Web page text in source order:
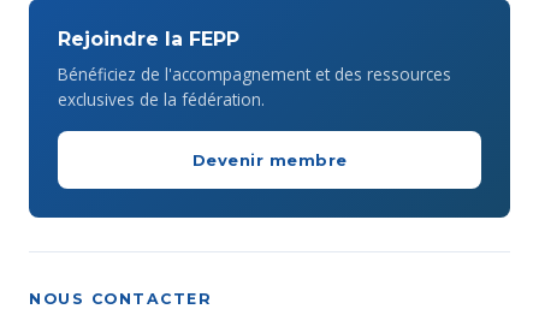
Rejoindre la FEPP
Bénéficiez de l'accompagnement et des ressources
exclusives de la fédération.
Devenir membre
NOUS CONTACTER